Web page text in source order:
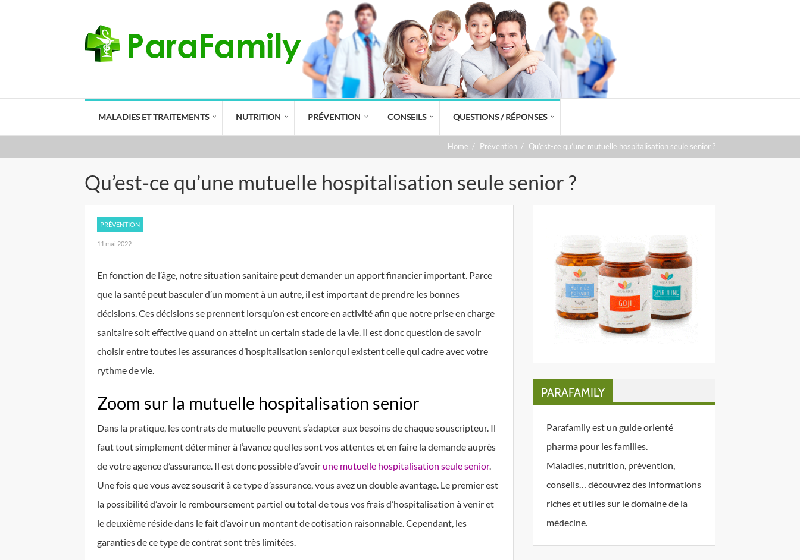
MALADIES ET TRAITEMENTS NUTRITION PRÉVENTION CONSEILS QUESTIONS / RÉPONSES
Home / Prévention / Qu’est-ce qu’une mutuelle hospitalisation seule senior ?
Qu’est-ce qu’une mutuelle hospitalisation seule senior ?
PRÉVENTION
11 mai 2022
En fonction de l’âge, notre situation sanitaire peut demander un apport financier important. Parce
que la santé peut basculer d’un moment à un autre, il est important de prendre les bonnes
décisions. Ces décisions se prennent lorsqu’on est encore en activité afin que notre prise en charge
sanitaire soit effective quand on atteint un certain stade de la vie. Il est donc question de savoir
choisir entre toutes les assurances d’hospitalisation senior qui existent celle qui cadre avec votre
rythme de vie.
Zoom sur la mutuelle hospitalisation senior
Dans la pratique, les contrats de mutuelle peuvent s’adapter aux besoins de chaque souscripteur. Il
faut tout simplement déterminer à l’avance quelles sont vos attentes et en faire la demande auprès
de votre agence d’assurance. Il est donc possible d’avoir une mutuelle hospitalisation seule senior.
Une fois que vous avez souscrit à ce type d’assurance, vous avez un double avantage. Le premier est
la possibilité d’avoir le remboursement partiel ou total de tous vos frais d’hospitalisation à venir et
le deuxième réside dans le fait d’avoir un montant de cotisation raisonnable. Cependant, les
garanties de ce type de contrat sont très limitées.
PARAFAMILY
Parafamily est un guide orienté
pharma pour les familles.
Maladies, nutrition, prévention,
conseils… découvrez des informations
riches et utiles sur le domaine de la
médecine.